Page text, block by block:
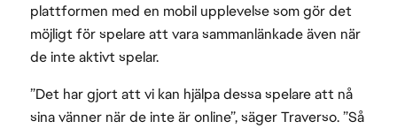
plattformen med en mobil upplevelse som gör det
möjligt för spelare att vara sammanlänkade även när
de inte aktivt spelar.
”Det har gjort att vi kan hjälpa dessa spelare att nå
sina vänner när de inte är online”, säger Traverso. ”Så